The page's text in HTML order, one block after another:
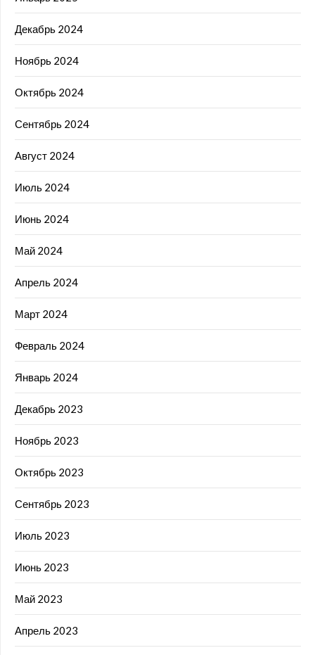
Декабрь 2024
Ноябрь 2024
Октябрь 2024
Сентябрь 2024
Август 2024
Июль 2024
Июнь 2024
Май 2024
Апрель 2024
Март 2024
Февраль 2024
Январь 2024
Декабрь 2023
Ноябрь 2023
Октябрь 2023
Сентябрь 2023
Июль 2023
Июнь 2023
Май 2023
Апрель 2023